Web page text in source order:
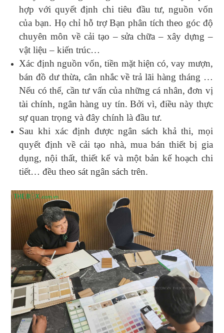
hợp với quyết định chi tiêu đầu tư, nguồn vốn
của bạn. Họ chỉ hỗ trợ Bạn phân tích theo góc độ
chuyên môn về cải tạo – sửa chữa – xây dựng –
vật liệu – kiến trúc…
Xác định nguồn vốn, tiền mặt hiện có, vay mượn,
bán đồ dư thừa, cân nhắc về trả lãi hàng tháng …
Nếu có thể, cần tư vấn của những cá nhân, đơn vị
tài chính, ngân hàng uy tín. Bởi vì, điều này thực
sự quan trọng và đây chính là đầu tư.
Sau khi xác định được ngân sách khả thi, mọi
quyết định về cải tạo nhà, mua bán thiết bị gia
dụng, nội thất, thiết kế và một bản kế hoạch chi
tiết… đều theo sát ngân sách trên.